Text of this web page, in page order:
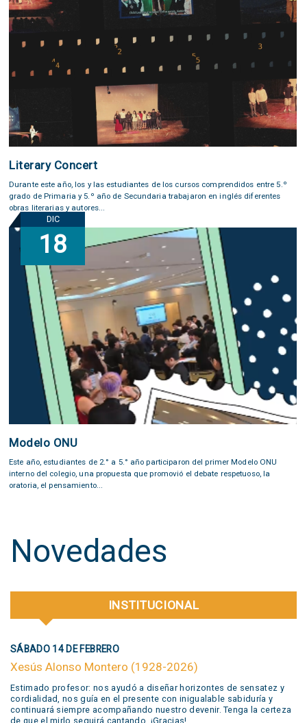
Literary Concert
Durante este año, los y las estudiantes de los cursos comprendidos entre 5.º
grado de Primaria y 5.º año de Secundaria trabajaron en inglés diferentes
obras literarias y autores...
DIC
18
Modelo ONU
Este año, estudiantes de 2.° a 5.° año participaron del primer Modelo ONU
interno del colegio, una propuesta que promovió el debate respetuoso, la
oratoria, el pensamiento...
Novedades
INSTITUCIONAL
SÁBADO 14 DE FEBRERO
Xesús Alonso Montero (1928-2026)
Estimado profesor: nos ayudó a diseñar horizontes de sensatez y
cordialidad, nos guía en el presente con inigualable sabiduría y
continuará siempre acompañando nuestro devenir. Tenga la certeza
de que el mirlo seguirá cantando. ¡Gracias!